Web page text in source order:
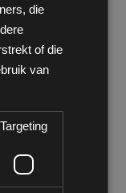
S3S - D
die
of die
van
Targeting